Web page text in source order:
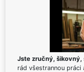
Jste zručný,
rád všestrannou práci